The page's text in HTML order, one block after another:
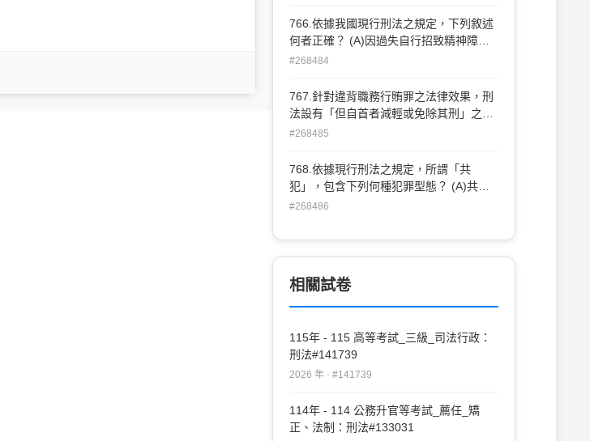
此種情形，在學理上稱為何種錯誤？ (A)
行為錯誤 (B)打擊錯誤 (C)客體錯誤 (D)方
766.依據我國現行刑法之規定，下列敘述
何者正確？ (A)因過失自行招致精神障
礙，致行為時不能辨識其行為違法者，為
不罰(C)十四歲以上十八歲以下人之行為，
減輕其刑(D)滿八十歲人之行為，減輕其刑
#268484
767.針對違背職務行賄罪之法律效果，刑
法設有「但自首者減輕或免除其刑」之但
書規定，此種將原本已成立之可罰性不再
個人阻卻刑罰事由 (B)個人解除刑罰事由
(C)個人阻卻責任事由 (D)個人解除責任事
#268485
768.依據現行刑法之規定，所謂「共
犯」，包含下列何種犯罪型態？ (A)共同
正犯、教唆犯、幫助犯 (B)間接正犯、教
教唆犯、幫助犯 (D)教唆犯、幫助犯
#268486
相關試卷
115年 - 115 高等考試_三級_司法行政：
刑法#141739
2026 年 · #141739
114年 - 114 公務升官等考試_薦任_矯
正、法制：刑法#133031